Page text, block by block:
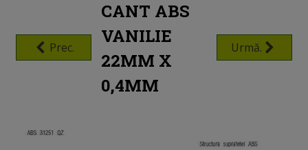
Prec.
CANT ABS
VANILIE
22MM X
0,4MM
Urmă.